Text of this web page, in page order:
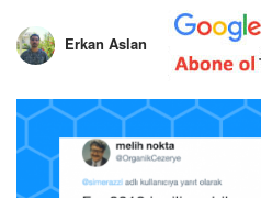
Erkan Aslan